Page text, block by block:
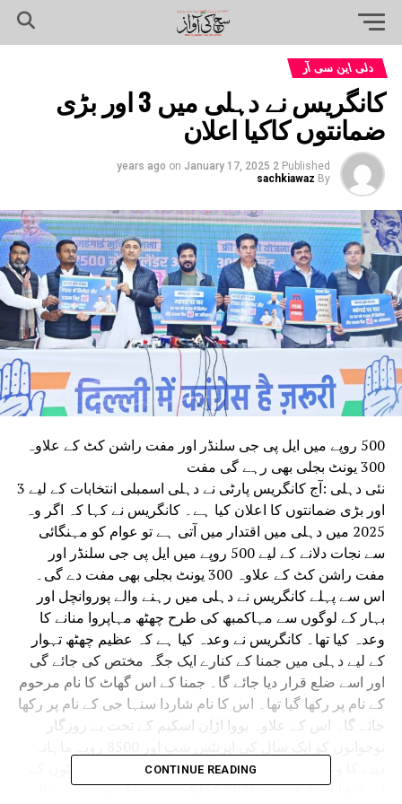
دلی این سی آر
کانگریس نے دہلی میں 3 اور بڑی
ضمانتوں کاکیا اعلان
Published
2 years ago
on January 17, 2025
By
sachkiawaz
500 روپے میں ایل پی جی سلنڈر اور مفت راشن کٹ کے علاوہ
300 یونٹ بجلی بھی رہے گی مفت
نئی دہلی :آج کانگریس پارٹی نے دہلی اسمبلی انتخابات کے لیے 3
اور بڑی ضمانتوں کا اعلان کیا ہے۔ کانگریس نے کہا کہ اگر وہ
2025 میں دہلی میں اقتدار میں آتی ہے تو عوام کو مہنگائی
سے نجات دلانے کے لیے 500 روپے میں ایل پی جی سلنڈر اور
مفت راشن کٹ کے علاوہ 300 یونٹ بجلی بھی مفت دے گی۔
اس سے پہلے کانگریس نے دہلی میں رہنے والے پوروانچل اور
بہار کے لوگوں سے مہاکمبھ کی طرح چھٹھ مہاپروا منانے کا
وعدہ کیا تھا۔ کانگریس نے وعدہ کیا ہے کہ عظیم چھٹھ تہوار
کے لیے دہلی میں جمنا کے کنارے ایک جگہ مختص کی جائے گی
اور اسے ضلع قرار دیا جائے گا۔ جمنا کے اس گھاٹ کا نام مرحوم
کے نام پر رکھا گیا تھا۔ اس کا نام شاردا سنہا جی کے نام پر رکھا
جائے گا۔ اس کے علاوہ یووا اڑان اسکیم کے تحت بے روزگار
لیے انتخابات 5 فروری 2025 کو ایک ہی مرحلے میں ہونے والے
CONTINUE READING